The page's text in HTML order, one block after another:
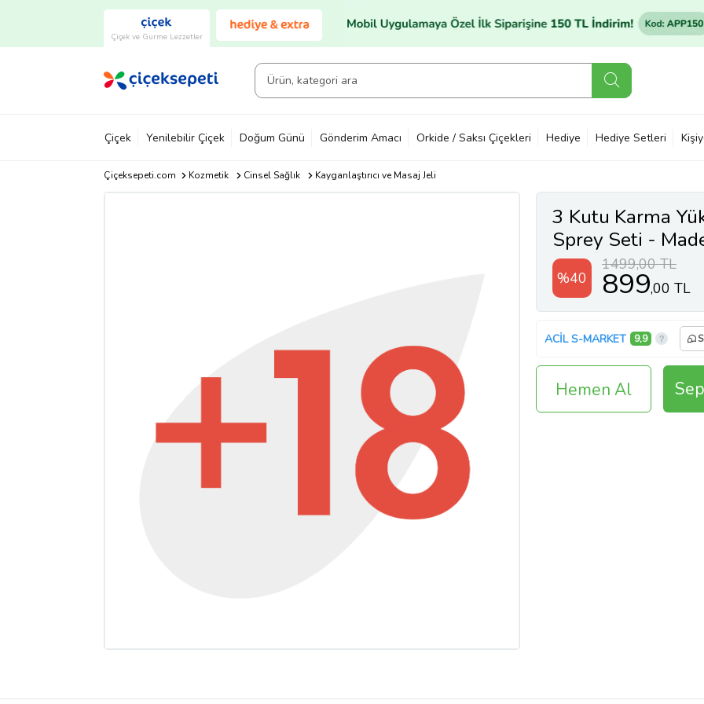
Çiçek ve Gurme Lezzetler
Çiçek Yenilebilir Çiçek Doğum Günü Gönderim Amacı Orkide / Saksı Çiçekleri Hediye Hediye Setleri
Çiçeksepeti.com Kozmetik Cinsel Sağlık Kayganlaştırıcı ve Masaj Jeli
3 Kutu Karma
Sprey Seti -
Delay , Viga
%40
1499,00 TL
899,00 TL
ACİL S-MARKET 9,9
Hemen Al